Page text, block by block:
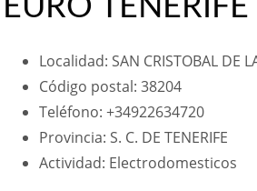
EURO
Localidad: SAN CRISTOBAL DE
Código postal: 38204
Teléfono: +34922634720
Provincia: S. C. DE TENERIFE
Actividad: Electrodomesticos